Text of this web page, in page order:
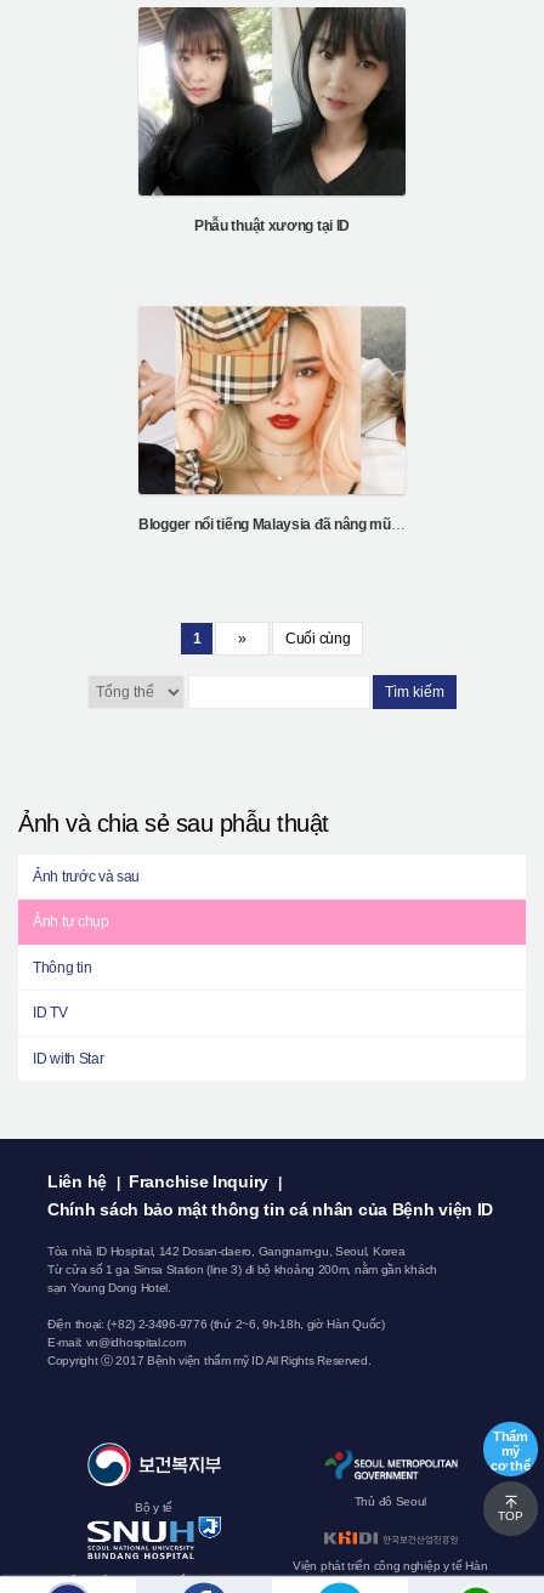
Phẫu thuật xương tại ID
Blogger nổi tiếng Malaysia đã nâng mũi và tiêm mỡ tại Hàn Quốc
1 » Cuối cùng
Tìm kiếm
Ảnh và chia sẻ sau phẫu thuật
Ảnh trước và sau
Ảnh tự chụp
Thông tin
ID TV
ID with Star
Liên hệ Franchise Inquiry
Chính sách bảo mật thông tin cá nhân của Bệnh viện ID
Tòa nhà ID Hospital, 142 Dosan-daero, Gangnam-gu, Seoul, Korea
Từ cửa số 1 ga Sinsa Station (line 3) đi bộ khoảng 200m, nằm gần khách
sạn Young Dong Hotel.
Điện thoại:(+82) 2-3496-9776 (thứ 2~6, 9h-18h, giờ Hàn Quốc)
E-mail: vn@idhospital.com
Copyright ⓒ 2017 Bệnh viện thẩm mỹ ID All Rights Reserved.
Bộ y tế Thủ đô Seoul
Bệnh viện Đại học Quốc gia Seoul
Viện phát triển công nghiệp y tế Hàn
Thẩm
mỹ
cơ thể
TOP